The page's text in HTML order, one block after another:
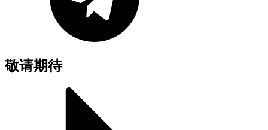
敬请期待